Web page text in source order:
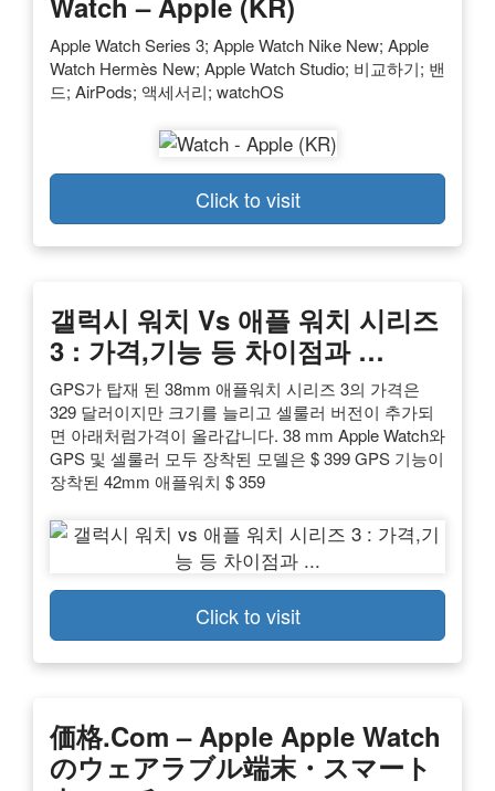
Apple Watch Series 3; Apple Watch Nike New; Apple
Watch Hermès New; Apple Watch Studio; 비교하기; 밴
드; AirPods; 액세서리; watchOS
Click to visit
갤럭시 워치 Vs 애플 워치 시리즈
3 : 가격,기능 등 차이점과 …
GPS가 탑재 된 38mm 애플워치 시리즈 3의 가격은
329 달러이지만 크기를 늘리고 셀룰러 버전이 추가되
면 아래처럼가격이 올라갑니다. 38 mm Apple Watch와
GPS 및 셀룰러 모두 장착된 모델은 $ 399 GPS 기능이
장착된 42mm 애플워치 $ 359
Click to visit
価格.com – Apple Apple Watch
のウェアラブル端末・スマート